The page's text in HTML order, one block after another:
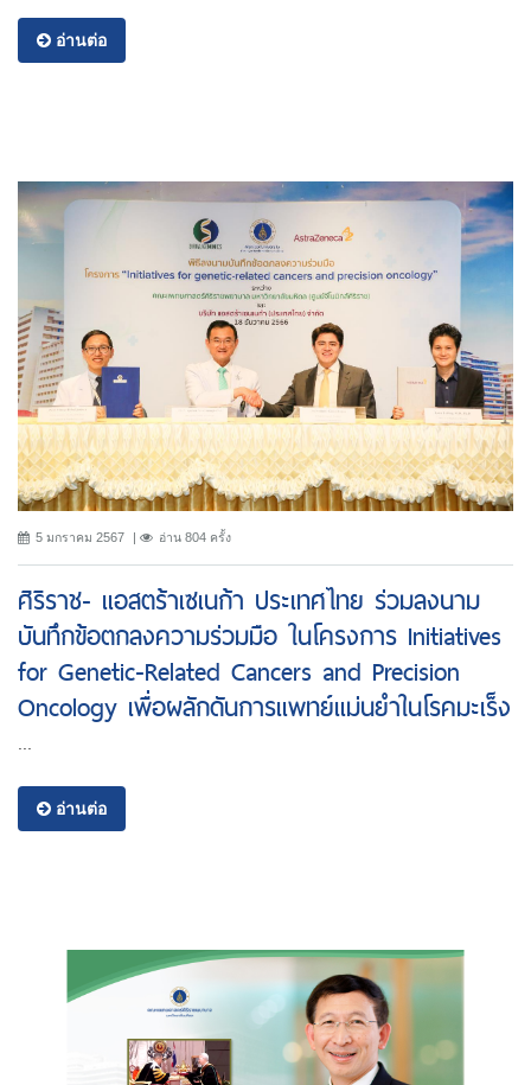
อ่านต่อ
5 มกราคม 2567 อ่าน 804 ครั้ง
ศิริราช- แอสตร้าเซเนก้า ประเทศไทย ร่วมลงนาม
บันทึกข้อตกลงความร่วมมือ ในโครงการ Initiatives
for Genetic-Related Cancers and Precision
Oncology เพื่อผลักดันการแพทย์แม่นยำในโรคมะเร็ง
อ่านต่อ